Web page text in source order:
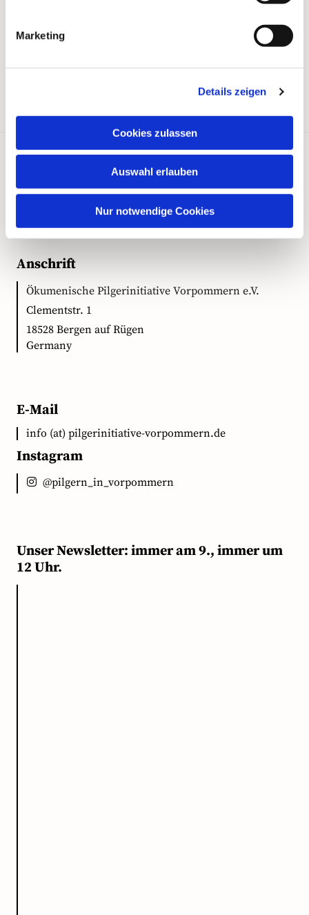
Marketing
Details zeigen
Cookies zulassen
Auswahl erlauben
Nur notwendige Cookies
Kontakt
Anschrift
Ökumenische Pilgerinitiative Vorpommern e.V.
Clementstr. 1
18528 Bergen auf Rügen
Germany
E-Mail
info (at) pilgerinitiative-vorpommern.de
Instagram
@pilgern_in_vorpommern
Unser Newsletter: immer am 9., immer um
12 Uhr.